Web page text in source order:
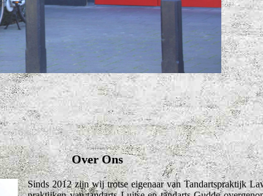
Over Ons
Sinds 2012 zijn wij trotse eigenaar van Tandartspraktijk